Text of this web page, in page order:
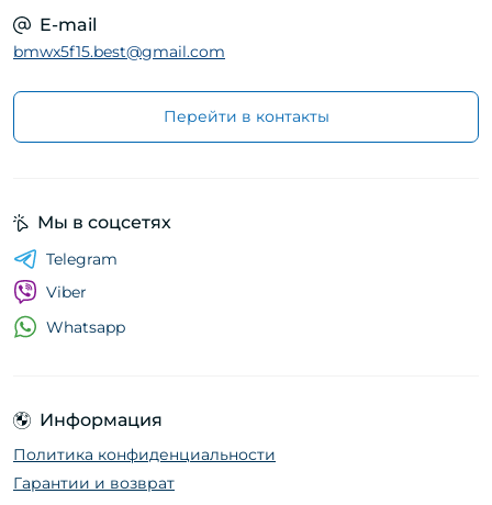
E-mail
bmwx5f15.best@gmail.com
Перейти в контакты
Информация
Политика конфиденциальности
Гарантии и возврат
Мы в соцсетях
Telegram
Viber
Whatsapp